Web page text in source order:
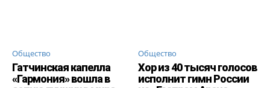
Общество
Гатчинская капелла
«Гармония» вошла в
Общество
Хор из 40 тысяч голосов
исполнит гимн России